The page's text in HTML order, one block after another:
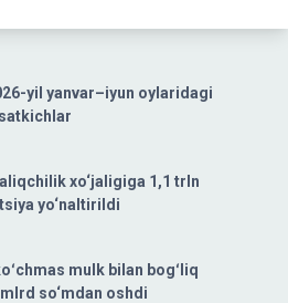
yil yanvar–iyun oylaridagi
xo‘jaligiga 1,1 trln
yo‘naltirildi
mulk bilan bogʻliq
so‘mdan oshdi